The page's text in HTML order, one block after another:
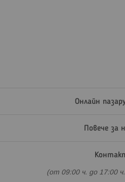
Онлайн
Повече за
(от 09:00 ч. до 17:00